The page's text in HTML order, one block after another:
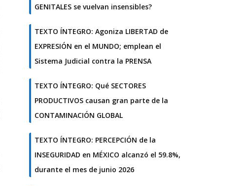
GENITALES se vuelvan insensibles?
TEXTO ÍNTEGRO: Agoniza LIBERTAD de
EXPRESIÓN en el MUNDO; emplean el
Sistema Judicial contra la PRENSA
TEXTO ÍNTEGRO: Qué SECTORES
PRODUCTIVOS causan gran parte de la
CONTAMINACIÓN GLOBAL
TEXTO ÍNTEGRO: PERCEPCIÓN de la
INSEGURIDAD en MÉXICO alcanzó el 59.8%,
durante el mes de junio 2026